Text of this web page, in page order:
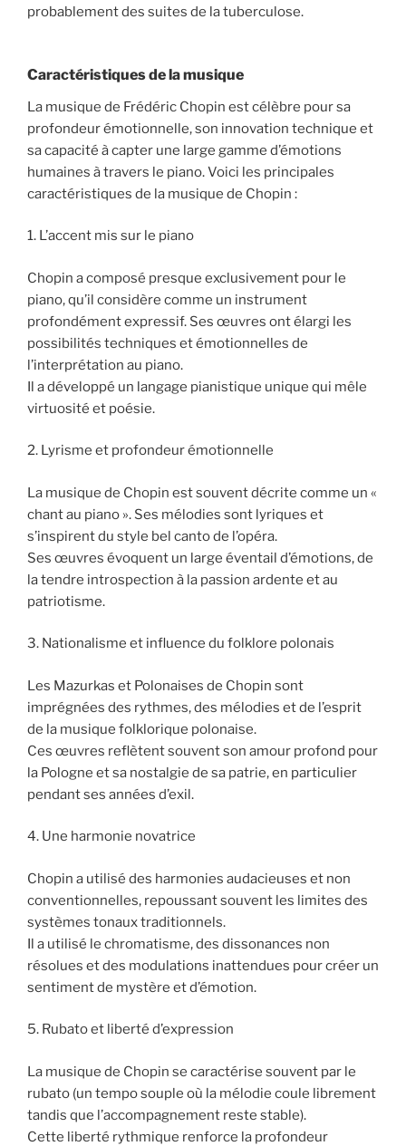
probablement des suites de la tuberculose.
Caractéristiques de la musique
La musique de Frédéric Chopin est célèbre pour sa
profondeur émotionnelle, son innovation technique et
sa capacité à capter une large gamme d’émotions
humaines à travers le piano. Voici les principales
caractéristiques de la musique de Chopin :
1. L’accent mis sur le piano
Chopin a composé presque exclusivement pour le
piano, qu’il considère comme un instrument
profondément expressif. Ses œuvres ont élargi les
possibilités techniques et émotionnelles de
l’interprétation au piano.
Il a développé un langage pianistique unique qui mêle
virtuosité et poésie.
2. Lyrisme et profondeur émotionnelle
La musique de Chopin est souvent décrite comme un «
chant au piano ». Ses mélodies sont lyriques et
s’inspirent du style bel canto de l’opéra.
Ses œuvres évoquent un large éventail d’émotions, de
la tendre introspection à la passion ardente et au
patriotisme.
3. Nationalisme et influence du folklore polonais
Les Mazurkas et Polonaises de Chopin sont
imprégnées des rythmes, des mélodies et de l’esprit
de la musique folklorique polonaise.
Ces œuvres reflètent souvent son amour profond pour
la Pologne et sa nostalgie de sa patrie, en particulier
pendant ses années d’exil.
4. Une harmonie novatrice
Chopin a utilisé des harmonies audacieuses et non
conventionnelles, repoussant souvent les limites des
systèmes tonaux traditionnels.
Il a utilisé le chromatisme, des dissonances non
résolues et des modulations inattendues pour créer un
sentiment de mystère et d’émotion.
5. Rubato et liberté d’expression
La musique de Chopin se caractérise souvent par le
rubato (un tempo souple où la mélodie coule librement
tandis que l’accompagnement reste stable).
Cette liberté rythmique renforce la profondeur